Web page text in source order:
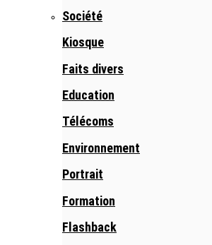
Société
Kiosque
Faits divers
Education
Télécoms
Environnement
Portrait
Formation
Flashback